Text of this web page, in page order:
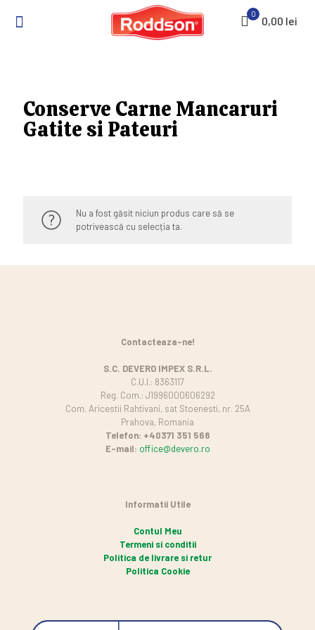
0
0,00 lei
Conserve Carne Mancaruri
Gatite si Pateuri
Nu a fost găsit niciun produs care să se
potrivească cu selecția ta.
Contacteaza-ne!
S.C. DEVERO IMPEX S.R.L.
C.U.I.: 8363117
Reg. Com.: J1996000606292
Com. Aricestii Rahtivani, sat Stoenesti, nr. 25A
Prahova, Romania
Telefon: +40371 351 568
E-mail: office@devero.ro
Informatii Utile
Contul Meu
Termeni si conditii
Politica de livrare si retur
Politica Cookie